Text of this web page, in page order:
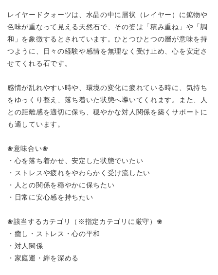
レイヤードクォーツは、水晶の中に層状（レイヤー）に鉱物や
色味が重なって見える天然石で、その姿は「積み重ね」や「調
和」を象徴するとされています。ひとつひとつの層が意味を持
つように、日々の経験や感情を無理なく受け止め、心を安定さ
せてくれる石です。
感情が乱れやすい時や、環境の変化に疲れている時に、気持ち
をゆっくり整え、落ち着いた状態へ導いてくれます。また、人
との距離感を適切に保ち、穏やかな対人関係を築くサポートに
も適しています。
❀意味合い❀
・心を落ち着かせ、安定した状態でいたい
・ストレスや疲れをやわらかく受け流したい
・人との関係を穏やかに保ちたい
・日常に安心感を持ちたい
❀該当するカテゴリ（※指定カテゴリに厳守）❀
・癒し・ストレス・心の平和
・対人関係
・家庭運・絆を深める